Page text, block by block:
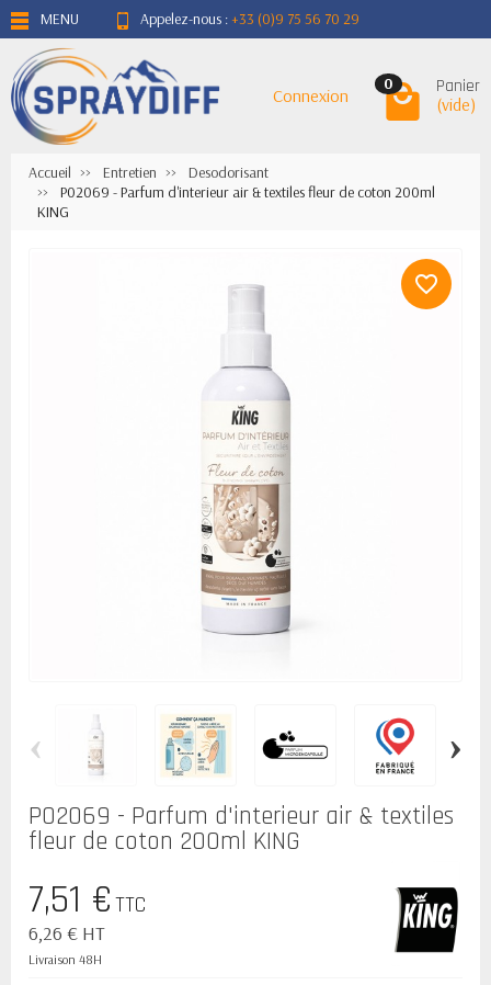
MENU Appelez-nous :+33 (0)9 75 56 70 29
Connexion
0 Panier
(vide)
Accueil Entretien
Desodorisant
P02069 - Parfum d'interieur air & textiles fleur de coton 200ml
KING
favorite_border
‹ ›
P02069 - Parfum d'interieur air & textiles
fleur de coton 200ml KING
7,51 €TTC
6,26 € HT
Livraison 48H